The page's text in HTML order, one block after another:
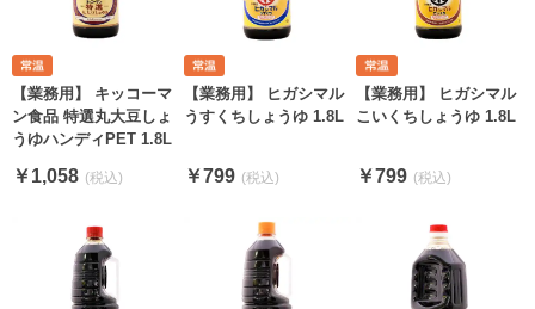
【業務用】 キッコーマ
ン食品 特選丸大豆しょ
うゆハンディPET 1.8L
￥1,058
【業務用】 ヒガシマル
うすくちしょうゆ 1.8L
￥799
【業務用】 ヒガシマル
こいくちしょうゆ 1.8L
￥799